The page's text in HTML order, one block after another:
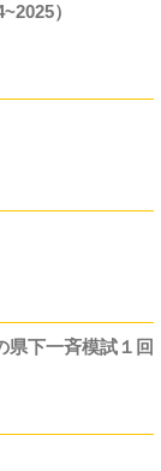
）
県下一斉模試１回